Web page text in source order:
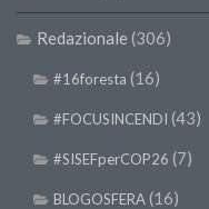
Redazionale (306)
#16foresta (16)
#FOCUSINCENDI (43)
#SISEFperCOP26 (7)
BLOGOSFERA(16)